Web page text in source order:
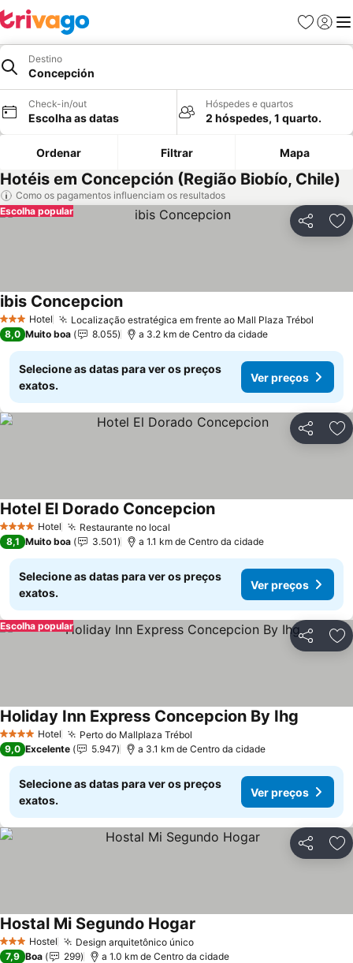
Favoritos
Iniciar
Destino
Concepción
Check-in/out
Escolha as datas
Hóspedes e quartos
2 hóspedes, 1 quarto.
Ordenar Filtrar Mapa
Hotéis em Concepción (Região Biobío, Chile)
Como os pagamentos influenciam os resultados
Partilhar
Escolha popular
3 EstrelasHotel Localização estratégica em frente ao Mall Plaza Trébol
ibis ConcepcionVer preços
8,0 Muito boa 8.055 a 3.2 km de Centro da cidade
Selecione as datas para ver os preços
exatos.
Ver preços
Partilhar
4 EstrelasHotel Restaurante no local
Hotel El Dorado ConcepcionVer preços
8,1 Muito boa 3.501 a 1.1 km de Centro da cidade
Selecione as datas para ver os preços
exatos.
Ver preços
Partilhar
Escolha popular
4 EstrelasHotel Perto do Mallplaza Trébol
Holiday Inn Express Concepcion By Ihg
9,0 Excelente 5.947 a 3.1 km de Centro da cidade
Selecione as datas para ver os preços
exatos.
Ver preços
Partilhar
3 EstrelasHostel Design arquitetônico únicoVer preços
Hostal Mi Segundo Hogar
7,9 Boa 299 a 1.0 km de Centro da cidade